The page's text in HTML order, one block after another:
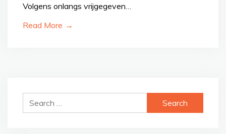
Volgens onlangs vrijgegeven…
Read More →
Search
for: